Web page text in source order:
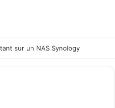
sur un NAS Synology